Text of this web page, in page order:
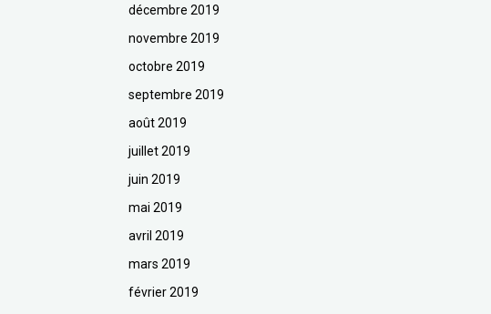
décembre 2019
novembre 2019
octobre 2019
septembre 2019
août 2019
juillet 2019
juin 2019
mai 2019
avril 2019
mars 2019
février 2019